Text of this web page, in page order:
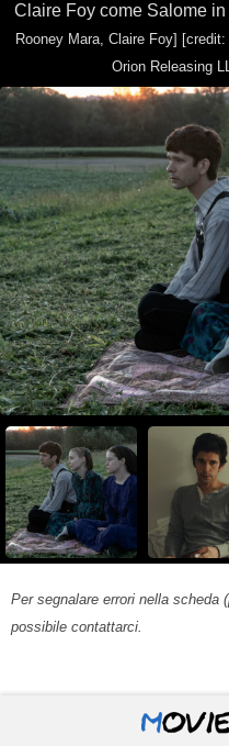
Claire Foy come Salome
Rooney Mara, Claire Foy]
Orion Releasing
Per segnalare errori nella scheda
possibile contattarci.